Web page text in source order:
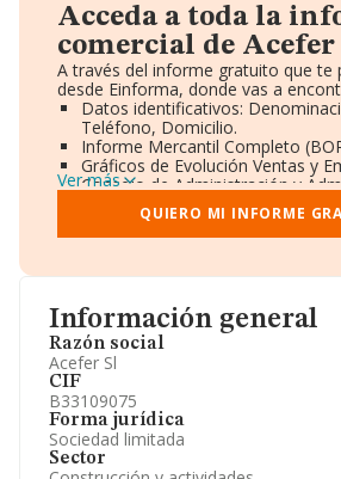
Información general
Razón social
Acefer Sl
CIF
B33109075
Forma jurídica
Sociedad limitada
Sector
Acceda a toda la
comercial de Acefer
A través del informe gratuito que te
desde Einforma, donde vas a
Datos identificativos:
Teléfono, Domicilio.
Informe Mercantil Completo
Gráficos de Evolución Ventas y
Consejo de Administración y
Directivos y Ejecutivos.
Accionistas.
Participaciones y Vinculaciones
Información oficial y registral
Ver más
QUIERO MI INFORME